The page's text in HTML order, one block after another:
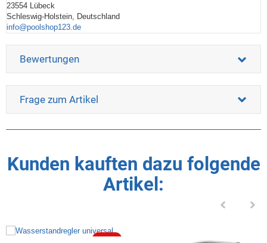
23554 Lübeck
Schleswig-Holstein, Deutschland
info@poolshop123.de
Bewertungen
Frage zum Artikel
Kunden kauften dazu folgende
Artikel: